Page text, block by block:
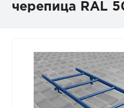
черепица RAL